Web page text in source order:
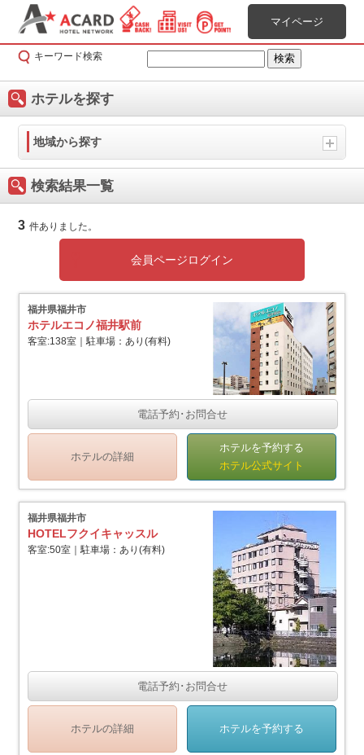
マイページ
キーワード検索
ホテルを探す
地域から探す
検索結果一覧
3 件ありました。
会員ページログイン
福井県福井市
ホテルエコノ福井駅前
客室:138室｜駐車場：あり(有料)
電話予約･お問合せ
ホテルの詳細
ホテルを予約する
ホテル公式サイト
福井県福井市
HOTELフクイキャッスル
客室:50室｜駐車場：あり(有料)
電話予約･お問合せ
ホテルの詳細 ホテルを予約する